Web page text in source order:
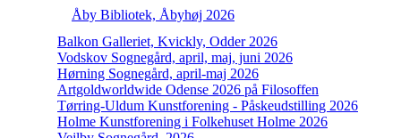
Åby Bibliotek, Åbyhøj 2026
Balkon Galleriet, Kvickly, Odder 2026
Vodskov Sognegård, april, maj, juni 2026
Hørning Sognegård, april-maj 2026
Artgoldworldwide Odense 2026 på Filosoffen
Tørring-Uldum Kunstforening - Påskeudstilling 2026
Holme Kunstforening i Folkehuset Holme 2026